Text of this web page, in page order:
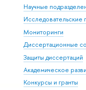
Научные
Исследовательские
Мониторинги
Диссертационные
Защиты диссертаций
Академическое
Конкурсы и гранты